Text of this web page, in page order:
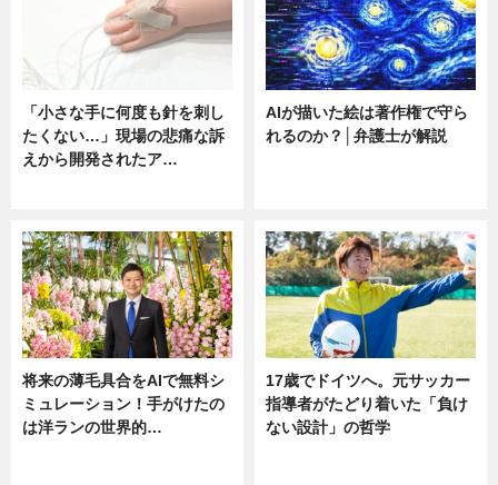
「小さな手に何度も針を刺し
たくない…」現場の悲痛な訴
えから開発されたア…
AIが描いた絵は著作権で守ら
れるのか？│弁護士が解説
将来の薄毛具合をAIで無料シ
ミュレーション！手がけたの
は洋ランの世界的…
17歳でドイツへ。元サッカー
指導者がたどり着いた「負け
ない設計」の哲学